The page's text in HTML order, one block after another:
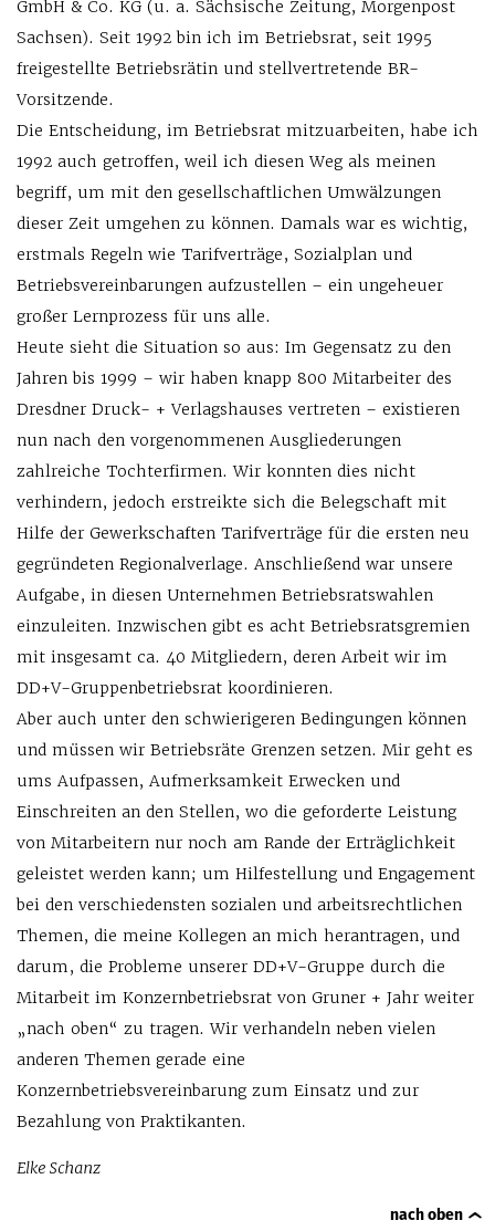
GmbH & Co. KG (u. a. Sächsische Zeitung, Morgenpost
Sachsen). Seit 1992 bin ich im Betriebsrat, seit 1995
freigestellte Betriebsrätin und stellvertretende BR-
Vorsitzende.
Die Entscheidung, im Betriebsrat mitzuarbeiten, habe ich
1992 auch getroffen, weil ich diesen Weg als meinen
begriff, um mit den gesellschaftlichen Umwälzungen
dieser Zeit umgehen zu können. Damals war es wichtig,
erstmals Regeln wie Tarifverträge, Sozialplan und
Betriebsvereinbarungen aufzustellen – ein ungeheuer
großer Lernprozess für uns alle.
Heute sieht die Situation so aus: Im Gegensatz zu den
Jahren bis 1999 – wir haben knapp 800 Mitarbeiter des
Dresdner Druck- + Verlagshauses vertreten – existieren
nun nach den vorgenommenen Ausgliederungen
zahlreiche Tochterfirmen. Wir konnten dies nicht
verhindern, jedoch erstreikte sich die Belegschaft mit
Hilfe der Gewerkschaften Tarifverträge für die ersten neu
gegründeten Regionalverlage. Anschließend war unsere
Aufgabe, in diesen Unternehmen Betriebsratswahlen
einzuleiten. Inzwischen gibt es acht Betriebsratsgremien
mit insgesamt ca. 40 Mitgliedern, deren Arbeit wir im
DD+V-Gruppenbetriebsrat koordinieren.
Aber auch unter den schwierigeren Bedingungen können
und müssen wir Betriebsräte Grenzen setzen. Mir geht es
ums Aufpassen, Aufmerksamkeit Erwecken und
Einschreiten an den Stellen, wo die geforderte Leistung
von Mitarbeitern nur noch am Rande der Erträglichkeit
geleistet werden kann; um Hilfestellung und Engagement
bei den verschiedensten sozialen und arbeitsrechtlichen
Themen, die meine Kollegen an mich herantragen, und
darum, die Probleme unserer DD+V-Gruppe durch die
Mitarbeit im Konzernbetriebsrat von Gruner + Jahr weiter
„nach oben“ zu tragen. Wir verhandeln neben vielen
anderen Themen gerade eine
Konzernbetriebsvereinbarung zum Einsatz und zur
Bezahlung von Praktikanten.
Elke Schanz
nach oben